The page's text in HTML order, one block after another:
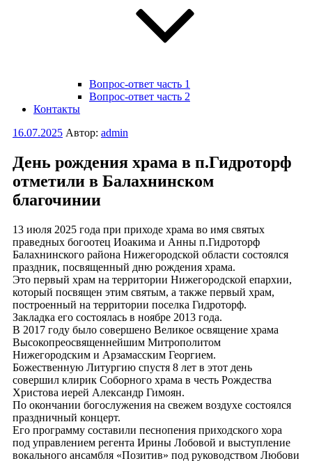
Вопрос-ответ часть 1
Вопрос-ответ часть 2
Контакты
Опубликовано
16.07.2025 Автор: admin
День рождения храма в п.Гидроторф
отметили в Балахнинском
благочинии
13 июля 2025 года при приходе храма во имя святых
праведных богоотец Иоакима и Анны п.Гидроторф
Балахнинского района Нижегородской области состоялся
праздник, посвященный дню рождения храма.
Это первый храм на территории Нижегородской епархии,
который посвящен этим святым, а также первый храм,
построенный на территории поселка Гидроторф.
Закладка его состоялась в ноябре 2013 года.
В 2017 году было совершено Великое освящение храма
Высокопреосвященнейшим Митрополитом
Нижегородским и Арзамасским Георгием.
Божественную Литургию спустя 8 лет в этот день
совершил клирик Соборного храма в честь Рождества
Христова иерей Александр Гимоян.
По окончании богослужения на свежем воздухе состоялся
праздничный концерт.
Его программу составили песнопения приходского хора
под управлением регента Ирины Лобовой и выступление
вокального ансамбля «Позитив» под руководством Любови